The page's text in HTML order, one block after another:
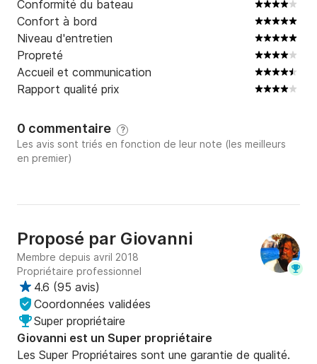
Conformité du bateau
Confort à bord
Niveau d'entretien
Propreté
Accueil et communication
Rapport qualité prix
0 commentaire ?
Les avis sont triés en fonction de leur note (les meilleurs
en premier)
Proposé par Giovanni
Membre depuis avril 2018
Propriétaire professionnel
4.6 (95 avis)
Coordonnées validées
Super propriétaire
Giovanni est un Super propriétaire
Les Super Propriétaires sont une garantie de qualité.